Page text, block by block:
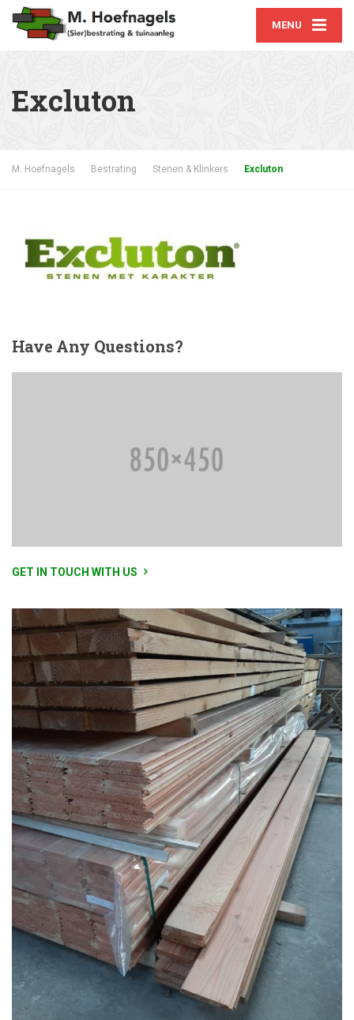
MENU
Excluton
M. Hoefnagels Bestrating Stenen & Klinkers Excluton
HaveAny Questions?
GET IN TOUCH WITH US